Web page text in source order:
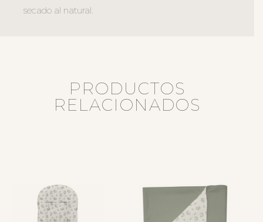
secado al natural.
PRODUCTOS
RELACIONADOS